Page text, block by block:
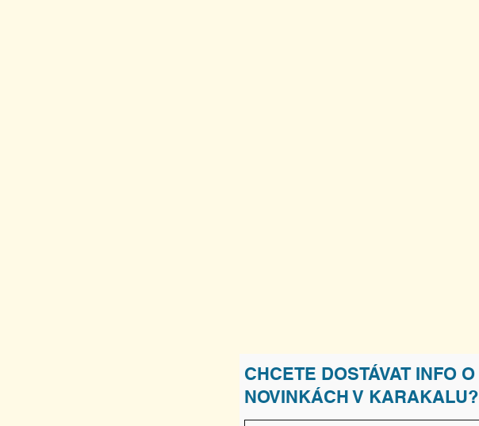
CHCETE DOSTÁVAT INFO O
NOVINKÁCH V KARAKALU?